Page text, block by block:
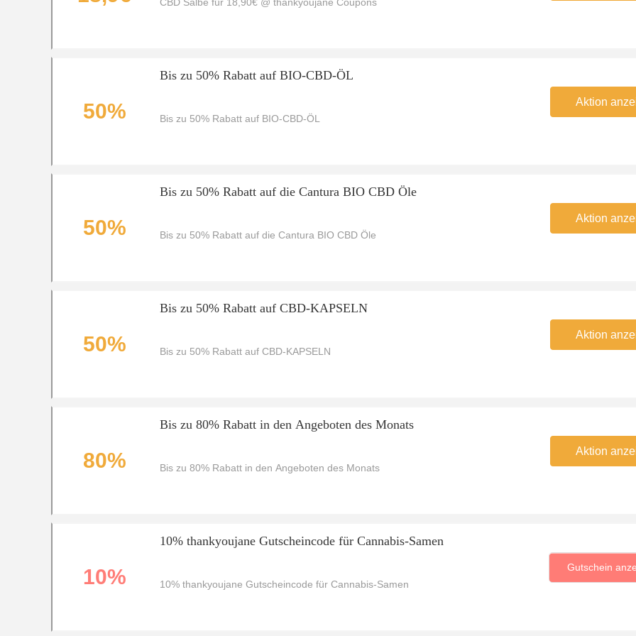
50%
Bis zu 50% Rabatt auf BIO-CBD-ÖL
Bis zu 50% Rabatt auf BIO-CBD-ÖL
Aktion
50%
Bis zu 50% Rabatt auf die Cantura BIO CBD Öle
Bis zu 50% Rabatt auf die Cantura BIO CBD Öle
Aktion
50%
Bis zu 50% Rabatt auf CBD-KAPSELN
Bis zu 50% Rabatt auf CBD-KAPSELN
Aktion
80%
Bis zu 80% Rabatt in den Angeboten des Monats
Bis zu 80% Rabatt in den Angeboten des Monats
Aktion
10%
10% thankyoujane Gutscheincode für Cannabis-Samen
10% thankyoujane Gutscheincode für Cannabis-Samen
Gutschein